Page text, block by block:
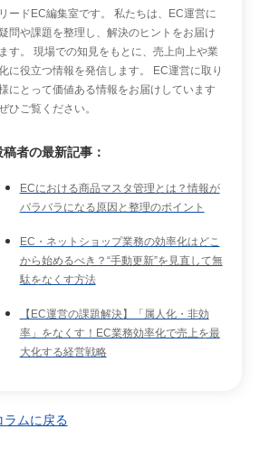
ードEC編集室です。 私たちは、EC運営に
問や課題を整理し、解決のヒントをお届け
す。 現場での知見をもとに、売上向上や業
に役立つ情報を発信します。 EC運営に取り
にとって価値ある情報をお届けしています
ひご覧ください。
稿者の最新記事：
ECにおける商品マスタ管理とは？情報が
バラバラになる原因と整理のポイント
EC・ネットショップ業務の効率化はどこ
から始めるべき？“手動更新”を見直して無
駄をなくす方法
【EC運営の課題解決】「属人化・非効
率」をなくす！EC業務効率化で売上を最
大化する経営戦略
ラムに戻る